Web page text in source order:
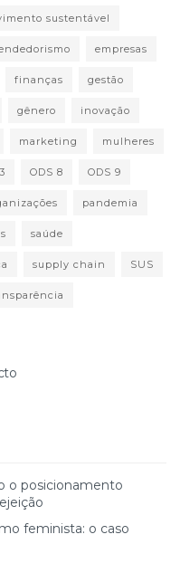
sustentável
empresas
finanças gestão
gênero inovação
marketing mulheres
ODS 8 ODS 9
pandemia
saúde
supply chain SUS
o posicionamento
feminista: o caso